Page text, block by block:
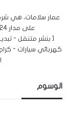
عمار سلامات، هي
على مدار 24 ساعة لكافة مناطق الكويت بأسعار منافسة:
[ بنشر متنقل -
كهربائي سيارات -
الوسوم